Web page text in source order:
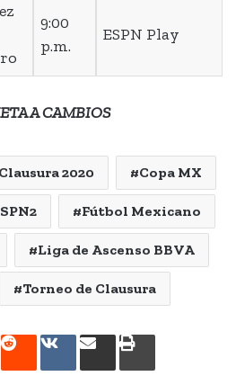
9:00
p.m.
ESPN Play
A CAMBIOS
Clausura 2020 Copa MX
Fútbol Mexicano
Liga de Ascenso BBVA
Torneo de Clausura
RedditVKontakte
SharePrint